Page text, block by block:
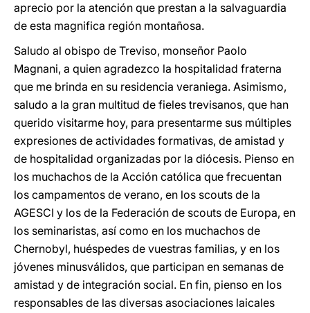
aprecio por la atención que prestan a la salvaguardia
de esta magnifica región montañosa.
Saludo al obispo de Treviso, monseñor Paolo
Magnani, a quien agradezco la hospitalidad fraterna
que me brinda en su residencia veraniega. Asimismo,
saludo a la gran multitud de fieles trevisanos, que han
querido visitarme hoy, para presentarme sus múltiples
expresiones de actividades formativas, de amistad y
de hospitalidad organizadas por la diócesis. Pienso en
los muchachos de la Acción católica que frecuentan
los campamentos de verano, en los scouts de la
AGESCI y los de la Federación de scouts de Europa, en
los seminaristas, así como en los muchachos de
Chernobyl, huéspedes de vuestras familias, y en los
jóvenes minusválidos, que participan en semanas de
amistad y de integración social. En fin, pienso en los
responsables de las diversas asociaciones laicales